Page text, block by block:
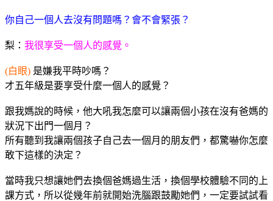
你自己一個人去沒有問題嗎？會不會緊張？
梨： 我很享受一個人的感覺。
(白眼) 是嫌我平時吵嗎？
才五年級是要享受什麼一個人的感覺？
跟我媽說的時候，他大吼我怎麼可以讓兩個小孩在沒有爸媽的
狀況下出門一個月？
所有聽到我讓兩個孩子自己去一個月的朋友們，都驚嚇你怎麼
敢下這樣的決定？
當時我只想讓她們去換個爸媽過生活，換個學校體驗不同的上
課方式，所以從幾年前就開始洗腦跟鼓勵她們，一定要試試看